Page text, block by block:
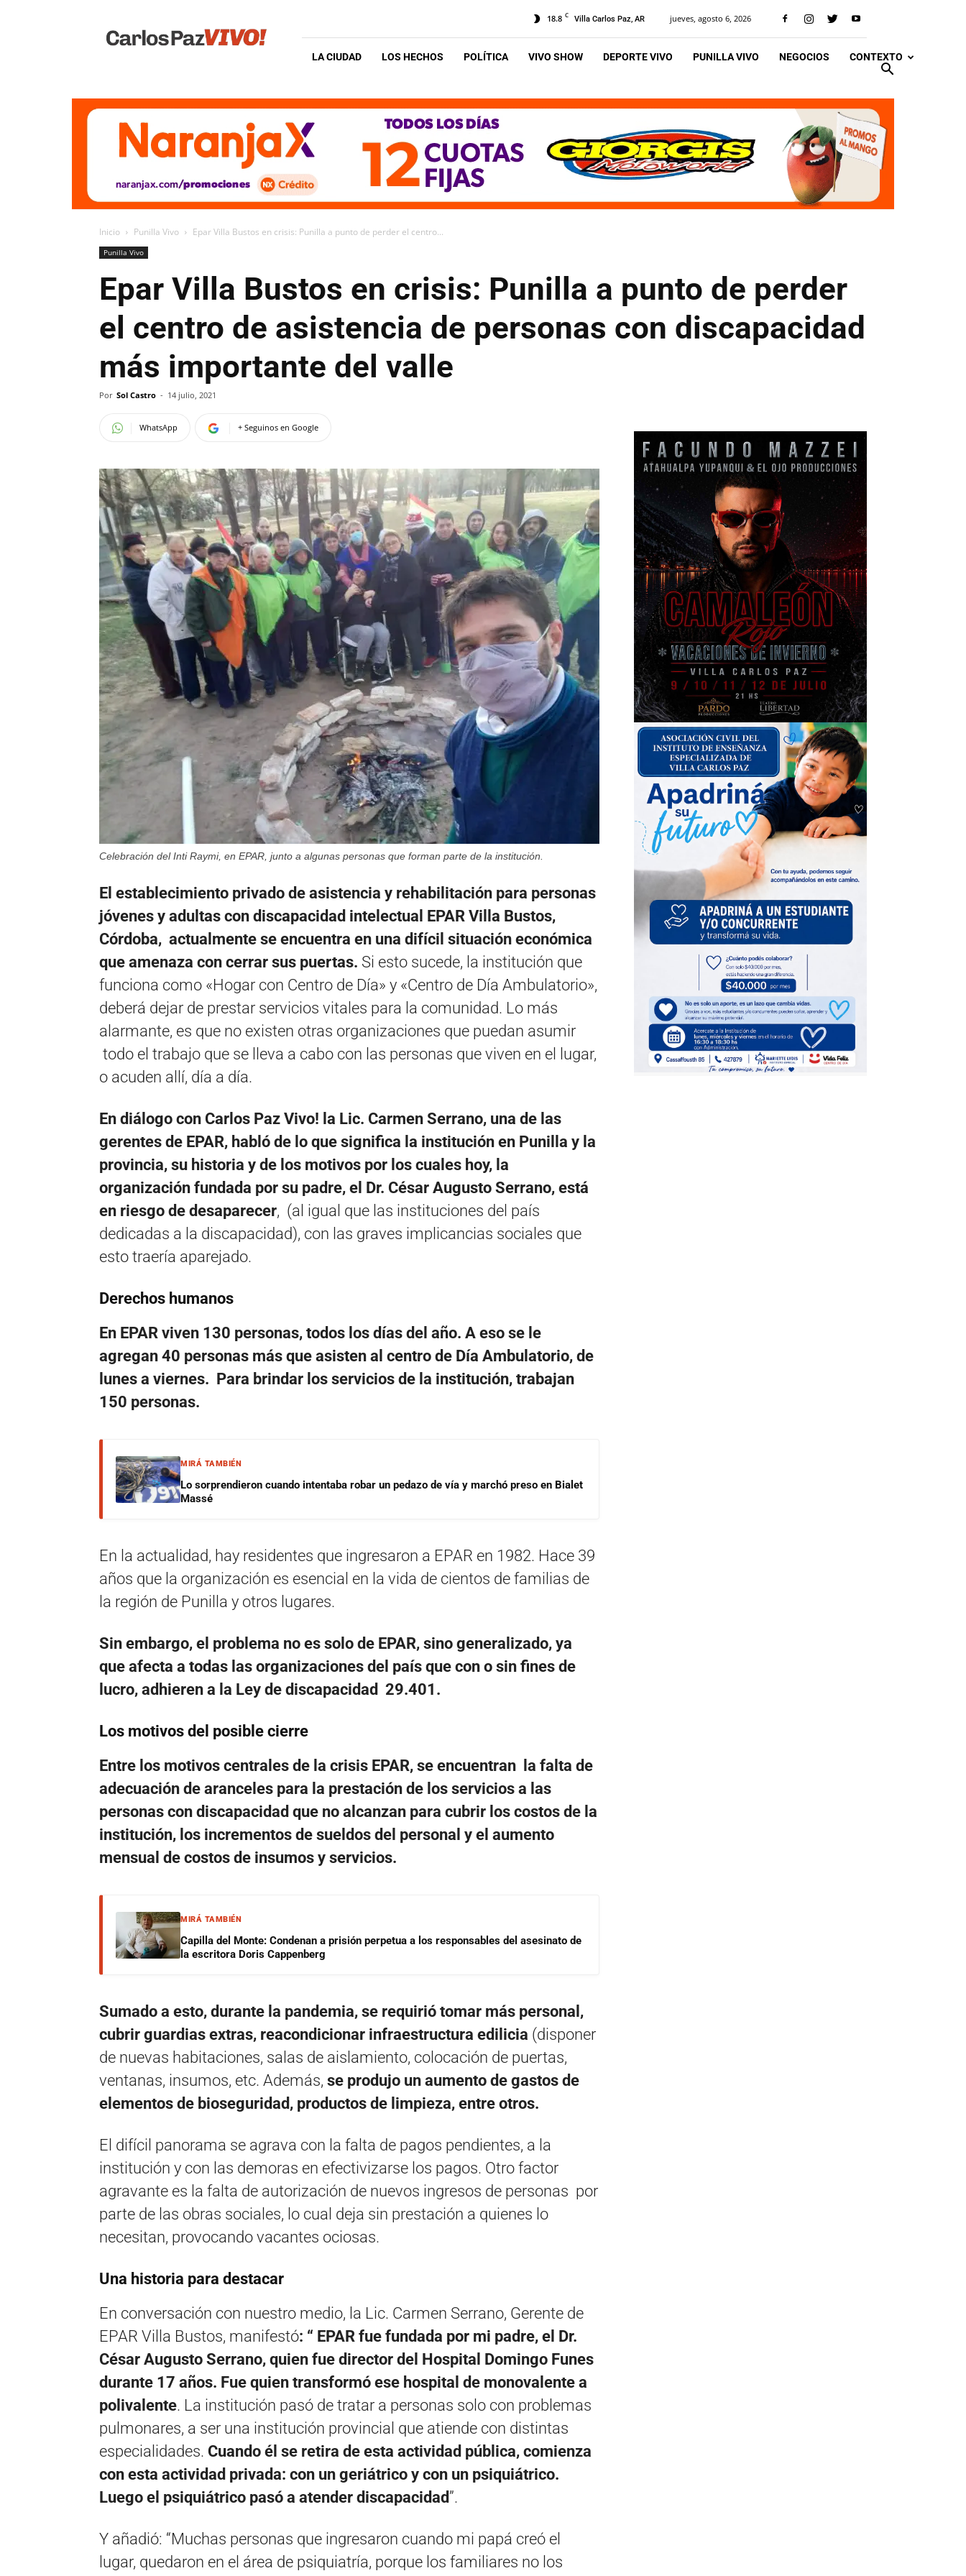
Vivo
18.8 C Villa Carlos Paz, AR jueves, agosto 6, 2026
LA CIUDAD LOS HECHOS POLÍTICA VIVO SHOW DEPORTE VIVO PUNILLA VIVO NEGOCIOS CONTEXTO
Inicio Punilla Vivo Epar Villa Bustos en crisis: Punilla a punto de perder el centro...
Punilla Vivo
Epar Villa Bustos en crisis: Punilla a punto de perder
el centro de asistencia de personas con discapacidad
más importante del valle
Por Sol Castro - 14 julio, 2021
WhatsApp + Seguinos en Google
Celebración del Inti Raymi, en EPAR, junto a algunas personas que forman parte de la institución.
El establecimiento privado de asistencia y rehabilitación para personas
jóvenes y adultas con discapacidad intelectual EPAR Villa Bustos,
Córdoba, actualmente se encuentra en una difícil situación económica
que amenaza con cerrar sus puertas. Si esto sucede, la institución que
funciona como «Hogar con Centro de Día» y «Centro de Día Ambulatorio»,
deberá dejar de prestar servicios vitales para la comunidad. Lo más
alarmante, es que no existen otras organizaciones que puedan asumir
todo el trabajo que se lleva a cabo con las personas que viven en el lugar,
o acuden allí, día a día.
En diálogo con Carlos Paz Vivo! la Lic. Carmen Serrano, una de las
gerentes de EPAR, habló de lo que significa la institución en Punilla y la
provincia, su historia y de los motivos por los cuales hoy, la
organización fundada por su padre, el Dr. César Augusto Serrano, está
en riesgo de desaparecer, (al igual que las instituciones del país
dedicadas a la discapacidad), con las graves implicancias sociales que
esto traería aparejado.
Derechos humanos
En EPAR viven 130 personas, todos los días del año. A eso se le
agregan 40 personas más que asisten al centro de Día Ambulatorio, de
lunes a viernes. Para brindar los servicios de la institución, trabajan
150 personas.
MIRÁ TAMBIÉN
Lo sorprendieron cuando intentaba robar un pedazo de vía y marchó preso en Bialet
Massé
En la actualidad, hay residentes que ingresaron a EPAR en 1982. Hace 39
años que la organización es esencial en la vida de cientos de familias de
la región de Punilla y otros lugares.
Sin embargo, el problema no es solo de EPAR, sino generalizado, ya
que afecta a todas las organizaciones del país que con o sin fines de
lucro, adhieren a la Ley de discapacidad 29.401.
Los motivos del posible cierre
Entre los motivos centrales de la crisis EPAR, se encuentran la falta de
adecuación de aranceles para la prestación de los servicios a las
personas con discapacidad que no alcanzan para cubrir los costos de la
institución, los incrementos de sueldos del personal y el aumento
mensual de costos de insumos y servicios.
MIRÁ TAMBIÉN
Capilla del Monte: Condenan a prisión perpetua a los responsables del asesinato de
la escritora Doris Cappenberg
Sumado a esto, durante la pandemia, se requirió tomar más personal,
cubrir guardias extras, reacondicionar infraestructura edilicia (disponer
de nuevas habitaciones, salas de aislamiento, colocación de puertas,
ventanas, insumos, etc. Además, se produjo un aumento de gastos de
elementos de bioseguridad, productos de limpieza, entre otros.
El difícil panorama se agrava con la falta de pagos pendientes, a la
institución y con las demoras en efectivizarse los pagos. Otro factor
agravante es la falta de autorización de nuevos ingresos de personas por
parte de las obras sociales, lo cual deja sin prestación a quienes lo
necesitan, provocando vacantes ociosas.
Una historia para destacar
En conversación con nuestro medio, la Lic. Carmen Serrano, Gerente de
EPAR Villa Bustos, manifestó: “ EPAR fue fundada por mi padre, el Dr.
César Augusto Serrano, quien fue director del Hospital Domingo Funes
durante 17 años. Fue quien transformó ese hospital de monovalente a
polivalente. La institución pasó de tratar a personas solo con problemas
pulmonares, a ser una institución provincial que atiende con distintas
especialidades. Cuando él se retira de esta actividad pública, comienza
con esta actividad privada: con un geriátrico y con un psiquiátrico.
Luego el psiquiátrico pasó a atender discapacidad”.
Y añadió: “Muchas personas que ingresaron cuando mi papá creó el
lugar, quedaron en el área de psiquiatría, porque los familiares no los